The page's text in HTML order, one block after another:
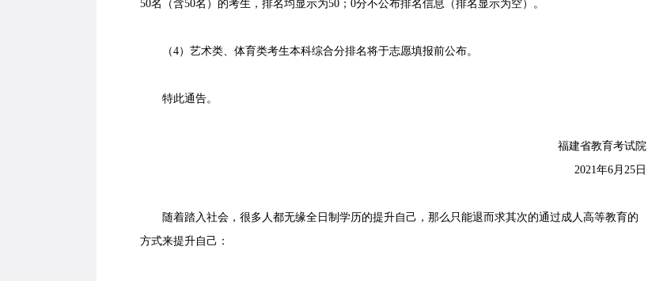
50名（含50名）的考生，排名均显示为50；0分不公布排名信息（排名显示为空）。
（4）艺术类、体育类考生本科综合分排名将于志愿填报前公布。
特此通告。
福建省教育考试院
2021年6月25日
随着踏入社会，很多人都无缘全日制学历的提升自己，那么只能退而求其次的通过成人高等教育的
方式来提升自己：